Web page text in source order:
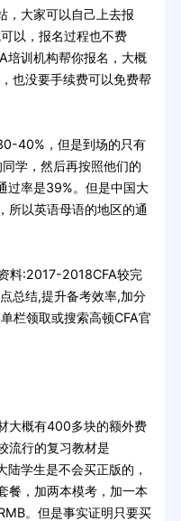
大家可以自己上去报
以，报名过程也不费
培训机构帮你报名，大概
也没要手续费可以免费帮
40%，但是到场的只有
学，然后再按照他们的
过率是39%。但是中国大
所以英语母语的地区的通
:2017-2018CFA较完
总结,提升备考效率,加分
栏领取或搜索高顿CFA官
概有400多块的额外费
流行的复习教材是
学生是不会买正版的，
餐，加两本模考，加一本
。但是事实证明只要买